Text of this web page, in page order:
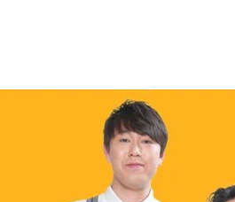
お知らせ
イベント・グッズ
YouTube
会社情報